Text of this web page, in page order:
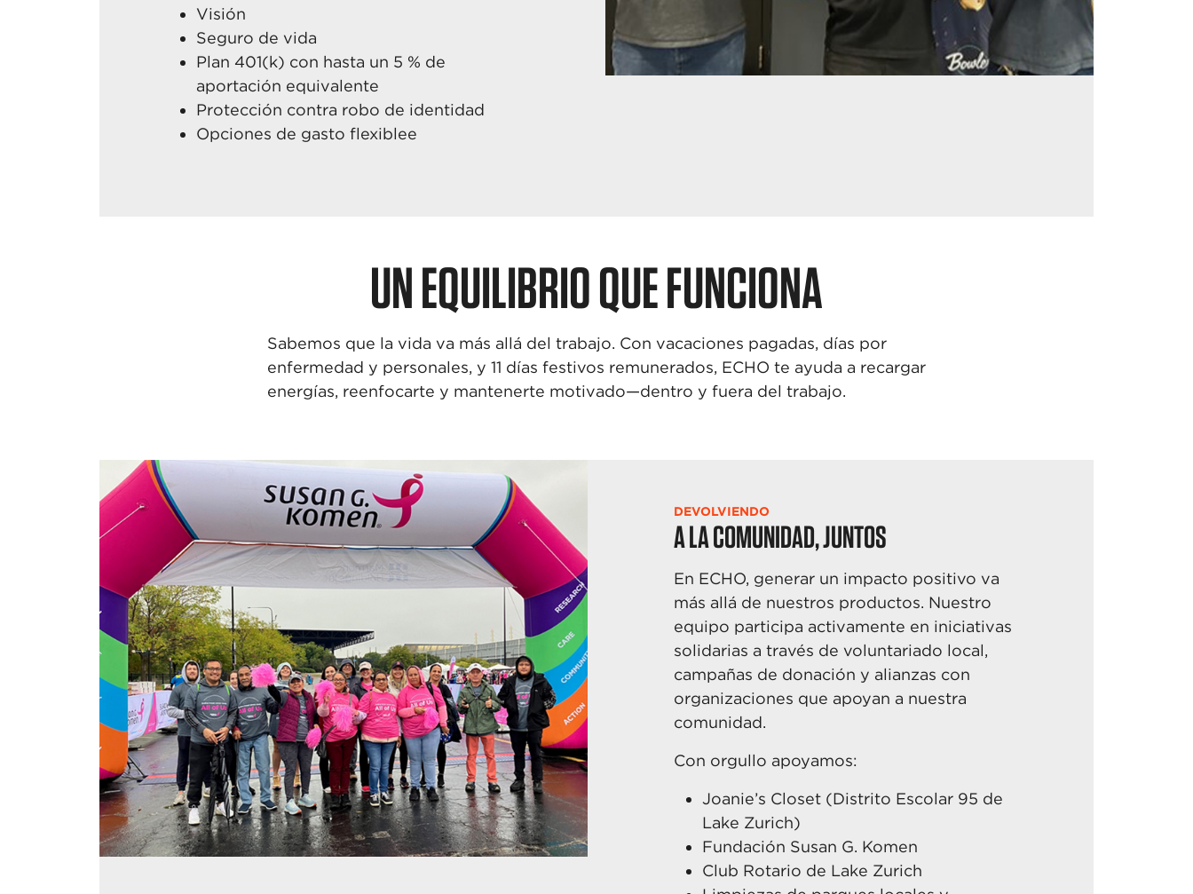
Visión
Seguro de vida
Plan 401(k) con hasta un 5 % de
aportación equivalente
Protección contra robo de identidad
Opciones de gasto flexiblee
UN EQUILIBRIO QUE FUNCIONA
Sabemos que la vida va más allá del trabajo. Con vacaciones pagadas, días por
enfermedad y personales, y 11 días festivos remunerados, ECHO te ayuda a recargar
energías, reenfocarte y mantenerte motivado—dentro y fuera del trabajo.
DEVOLVIENDO
A LA COMUNIDAD, JUNTOS
En ECHO, generar un impacto positivo va
más allá de nuestros productos. Nuestro
equipo participa activamente en iniciativas
solidarias através de voluntariado local,
campañas de donación y alianzas con
organizaciones que apoyan a nuestra
comunidad.
Con orgullo apoyamos:
Joanie’s Closet (Distrito Escolar 95 de
Lake Zurich)
Fundación Susan G. Komen
Club Rotario de Lake Zurich